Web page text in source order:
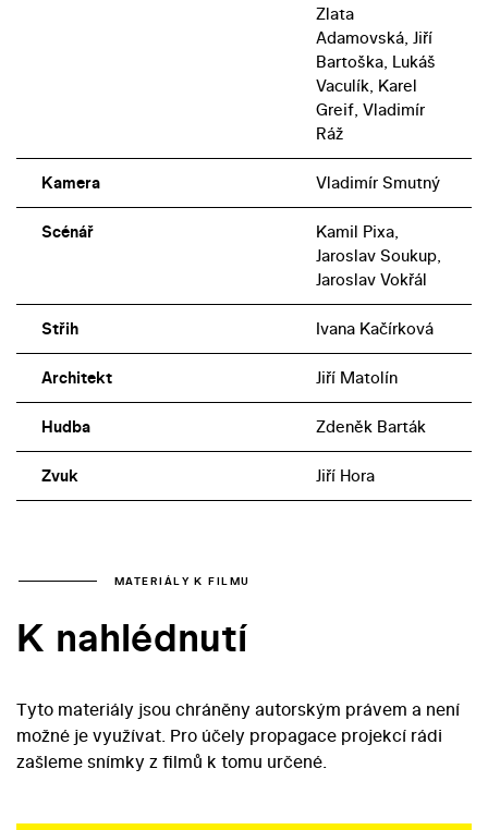
Zlata
Adamovská, Jiří
Bartoška, Lukáš
Vaculík, Karel
Greif, Vladimír
Ráž
Kamera Vladimír Smutný
Scénář
Kamil Pixa,
Jaroslav Soukup,
Jaroslav Vokřál
Střih Ivana Kačírková
Architekt Jiří Matolín
Hudba Zdeněk Barták
Zvuk Jiří Hora
MATERIÁLY K FILMU
K nahlédnutí
Tyto materiály jsou chráněny autorským právem a není
možné je využívat. Pro účely propagace projekcí rádi
zašleme snímky z filmů k tomu určené.